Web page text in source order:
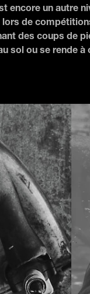
encore un autre
de
des coups de
sol ou se rende